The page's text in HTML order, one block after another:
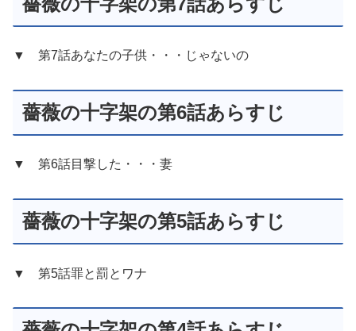
▼ 第7話あなたの子供・・・じゃないの
薔薇の十字架の第6話あらすじ
▼ 第6話目撃した・・・妻
薔薇の十字架の第5話あらすじ
▼ 第5話罪と罰とワナ